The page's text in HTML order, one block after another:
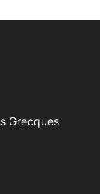
Grecques